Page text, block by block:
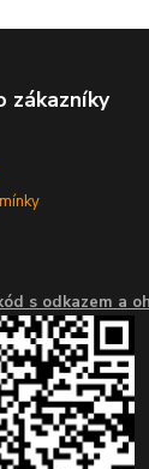
zákazníky
s odkazem a